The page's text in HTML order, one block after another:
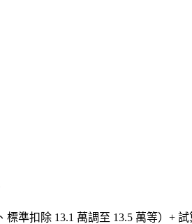
準扣除 13.1 萬調至 13.5 萬等）+